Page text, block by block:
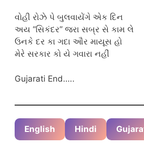
વોહી રોઝે પે બુલવાયેંગે એક દિન
અય “સિકંદર” જરા સબ્ર સે કામ લે
ઉનકે દર કા ગદા ઔર માયૂસ હો
મેરે સરકાર કો યે ગવારા નહીં
Gujarati End…..
English Hindi